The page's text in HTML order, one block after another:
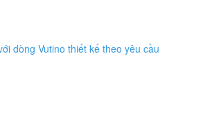
dòng Vutino thiết kế theo yêu cầu